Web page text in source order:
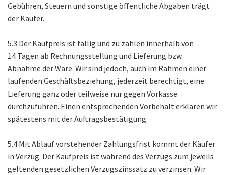
Gebühren, Steuern und sonstige öffentliche Abgaben trägt
der Käufer.
5.3 Der Kaufpreis ist fällig und zu zahlen innerhalb von
14 Tagen ab Rechnungsstellung und Lieferung bzw.
Abnahme der Ware. Wir sind jedoch, auch im Rahmen einer
laufenden Geschäftsbeziehung, jederzeit berechtigt, eine
Lieferung ganz oder teilweise nur gegen Vorkasse
durchzuführen. Einen entsprechenden Vorbehalt erklären wir
spätestens mit der Auftragsbestätigung.
5.4 Mit Ablauf vorstehender Zahlungsfrist kommt der Käufer
in Verzug. Der Kaufpreis ist während des Verzugs zum jeweils
geltenden gesetzlichen Verzugszinssatz zu verzinsen. Wir